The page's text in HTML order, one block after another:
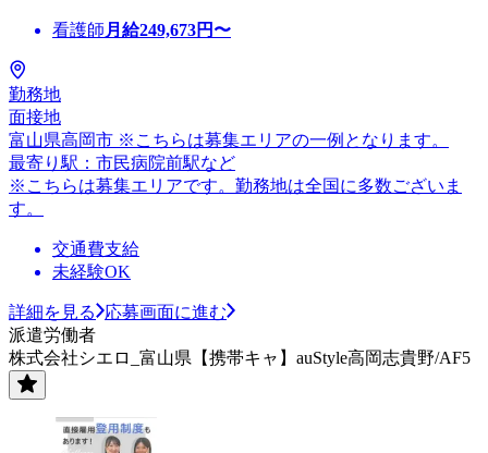
看護師 月給249,673円〜
勤務地
面接地
富山県高岡市 ※こちらは募集エリアの一例となります。
最寄り駅：市民病院前駅など
※こちらは募集エリアです。勤務地は全国に多数ございま
す。
交通費支給
未経験OK
詳細を見る
応募画面に進む
派遣労働者
株式会社シエロ_富山県【携帯キャ】auStyle高岡志貴野/AF5